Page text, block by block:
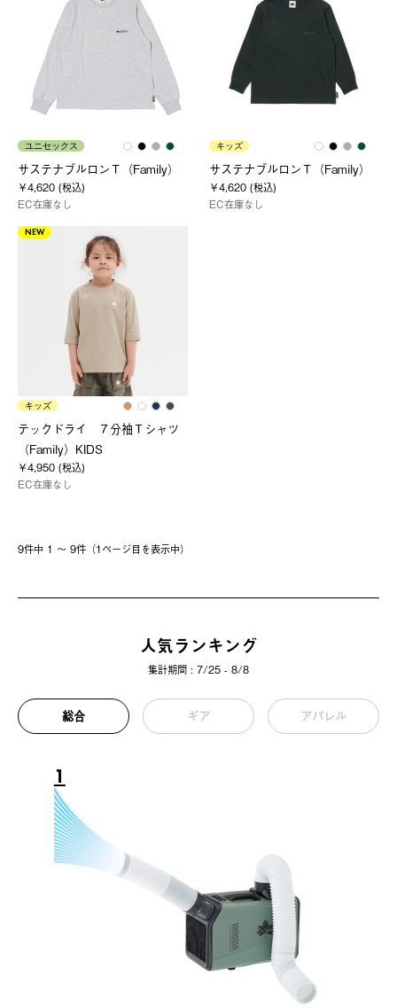
ユニセックス
サステナブルロンＴ（Family）
￥4,620 (税込)
EC在庫なし
キッズ
サステナブルロンＴ（Family）
￥4,620 (税込)
EC在庫なし
NEW
キッズ
テックドライ ７分袖Ｔシャツ
（Family）KIDS
￥4,950 (税込)
EC在庫なし
9件中 1 〜 9件（1ページ⽬を表⽰中）
人気ランキング
集計期間 : 7/25 - 8/8
総合 ギア アパレル
1